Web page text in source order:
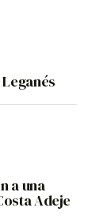
a una
Adeje